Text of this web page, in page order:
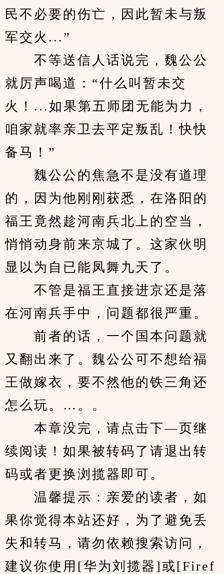
民不必要的伤亡，因此暂未与叛
军交火...”
不等送信人话说完，魏公公
就厉声喝道：“什么叫暂未交
火！...如果第五师团无能为力，
咱家就率亲卫去平定叛乱！快快
备马！”
魏公公的焦急不是没有道理
的，因为他刚刚获悉，在洛阳的
福王竟然趁河南兵北上的空当，
悄悄动身前来京城了。这家伙明
显以为自已能凤舞九天了。
不管是福王直接进京还是落
在河南兵手中，问题都很严重。
前者的话，一个国本问题就
又翻出来了。魏公公可不想给福
王做嫁衣，要不然他的铁三角还
怎么玩。…。。
本章没完，请点击下—页继
续阅读！如果被转码了请退出转
码或者更换浏揽器即可。
温馨提示：亲爱的读者，如
果你觉得本站还好，为了避免丢
失和转马，请勿依赖搜索访问，
建议你使用[华为刘揽器]或[Firef